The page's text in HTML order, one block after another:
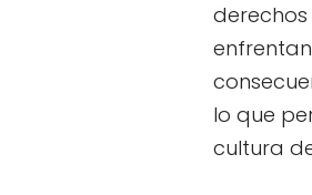
enfrentan
lo que
cultura